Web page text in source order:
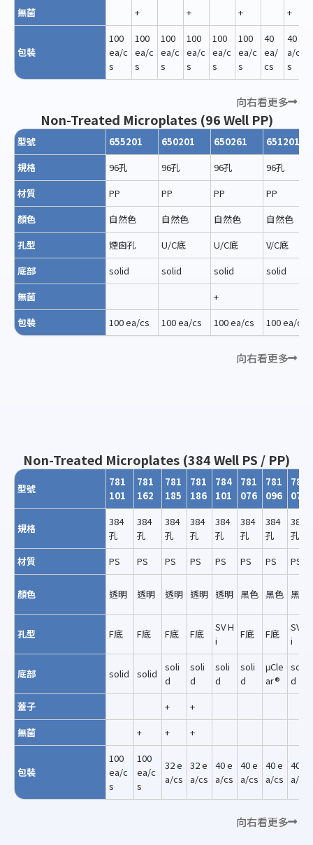
無菌 + + + +
包裝
100
ea/c
s
100
ea/c
s
100
ea/c
s
100
ea/c
s
100
ea/c
s
100
ea/c
s
40
ea/
cs
40 e
a/c
s
向右看更多
Non-Treated Microplates (96 Well PP)
型號 655201 650201 650261
651201
規格
96孔 96孔 96孔
96孔
材質
PP PP PP
PP
顏色
自然色 自然色 自然色
自然色
孔型
煙囪孔 U/C底 U/C底
V/C底
底部
solid solid solid
solid
無菌
+
包裝
100 ea/cs 100 ea/cs 100 ea/cs 100 ea/cs
向右看更多
Non-Treated Microplates (384 Well PS / PP)
型號
781
101
781
162
781
185
781
186
784
101
781
076
781
096
784
076
規格
384
孔
384
孔
384
孔
384
孔
384
孔
384
孔
384
孔
384
孔
材質
PS PS PS PS PS PS PS PS
顏色 透明 透明 透明 透明 透明 黑色 黑色 黑色
孔型 F底 F底 F底 F底
SV H
i
F底 F底
SV H
i
底部 solid solid
soli
d
soli
d
soli
d
soli
d
μCle
ar®
soli
d
蓋子
+
+
無菌
+ + +
包裝
100
ea/c
s
100
ea/c
s
32 e
a/cs
32 e
a/cs
40 e
a/cs
40 e
a/cs
40 e
a/cs
40 e
a/cs
向右看更多